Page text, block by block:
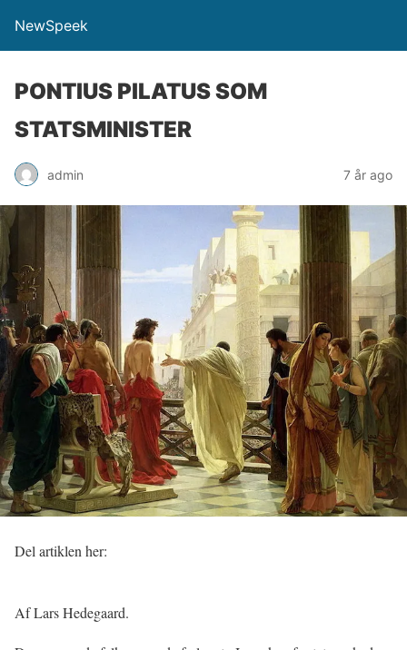
NewSpeek
PONTIUS PILATUS SOM
STATSMINISTER
admin 7 år ago
Del artiklen her:
Af Lars Hedegaard.